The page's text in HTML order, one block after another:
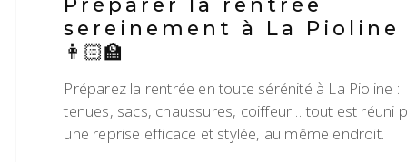
Préparer la rentrée
sereinement à La Pioline
👩🏻‍🏫
Préparez la rentrée en toute sérénité à La Pioline :
tenues, sacs, chaussures, coiffeur… tout est réuni
une reprise efficace et stylée, au même endroit.